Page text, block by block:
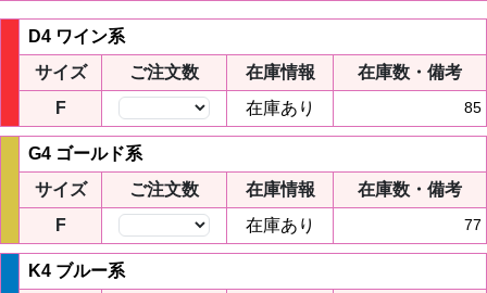
D4 ワイン系
サイズ
ご注文数 在庫情報
在庫数・備考
F
在庫あり 85
G4 ゴールド系
サイズ
ご注文数 在庫情報
在庫数・備考
F
在庫あり 77
K4 ブルー系